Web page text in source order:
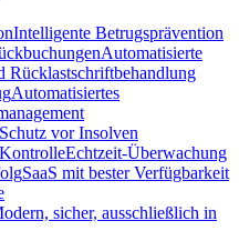
Intelligente Betrugsprävention
Automatisierte
Rücklastschriftbehandlung
Automatisiertes
Schutz vor Insolven
Echtzeit-Überwachung
SaaS mit bester Verfügbarkeit
sicher, ausschließlich in